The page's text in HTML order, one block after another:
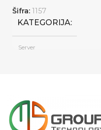
Šifra: 1157
KATEGORIJA
Server
Dell
STANJE Renew